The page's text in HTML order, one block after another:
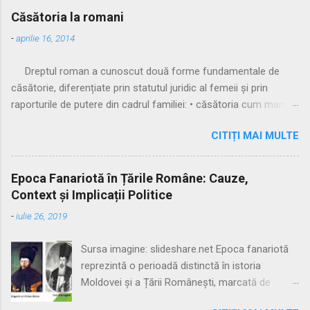
Căsătoria la romani
-aprilie 16, 2014
Dreptul roman a cunoscut două forme fundamentale de
căsătorie, diferențiate prin statutul juridic al femeii și prin
raporturile de putere din cadrul familiei: • căsătoria cum manus
și practicată a fost căsătoria cu manus, prin care femeia
trecea sub autoritatea soțului, devenind parte a familiei
acestuia. Spre sfârșitul Republicii, tot mai multe femei au
început să evite această subordonare, trăind în uniuni
nelegitime. Pentru a limita fenomenul, romanii au recunoscut și
căsătoria fără manus, care permitea femeii să rămână sub
autonomia patrimonială. ⚖️ Formele căsătoriei cu manus
Căsătoria cum manus putea fi încheiată în trei modalități
distincte: 🔹 1. Confarreatio O ceremonie solemnă, rezervată
patricienilor, în prezența pontifex maximus și a preotului lui
CITIȚI MAI MULTE
Epoca Fanariotă în Țările Române: Cauze,
Context și Implicații Politice
-iulie 26, 2019
Sursa imagine: slideshare.net Epoca fanariotă
reprezintă o perioadă distinctă în istoria
Moldovei și a Țării Românești, marcată de